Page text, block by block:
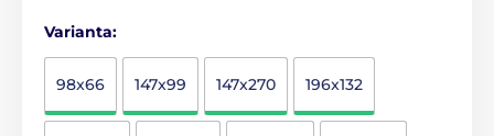
Varianta:
98x66 147x99 147x270 196x132